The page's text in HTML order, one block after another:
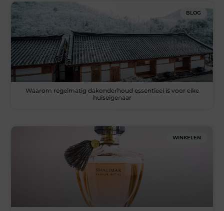
BLOG
Waarom regelmatig dakonderhoud essentieel is voor elke
huiseigenaar
WINKELEN